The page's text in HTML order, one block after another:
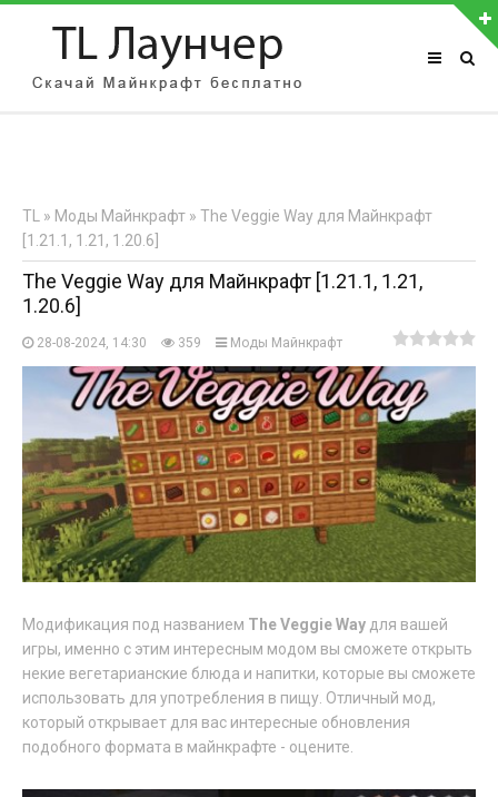
АВТОРИЗАЦИЯ НА САЙТЕ
Регистрация
TL » Моды Майнкрафт » The Veggie Way для Майнкрафт
[1.21.1, 1.21, 1.20.6]
The Veggie Way для Майнкрафт [1.21.1, 1.21,
1.20.6]
28-08-2024, 14:30 359 Моды Майнкрафт
Модификация под названием The Veggie Way для вашей
игры, именно с этим интересным модом вы сможете открыть
некие вегетарианские блюда и напитки, которые вы сможете
использовать для употребления в пищу. Отличный мод,
который открывает для вас интересные обновления
подобного формата в майнкрафте - оцените.